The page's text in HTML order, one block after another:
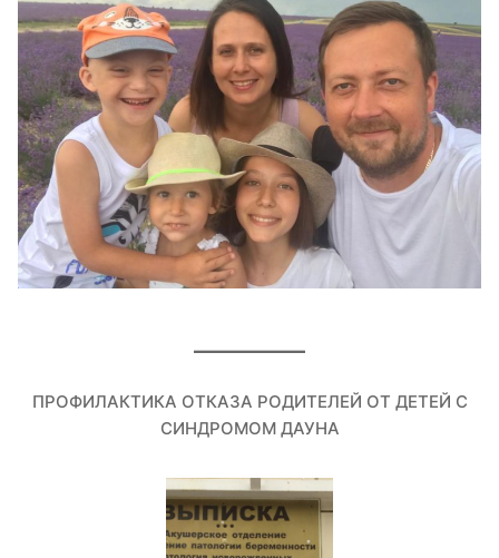
ПРОФИЛАКТИКА ОТКАЗА РОДИТЕЛЕЙ ОТ ДЕТЕЙ С
СИНДРОМОМ ДАУНА